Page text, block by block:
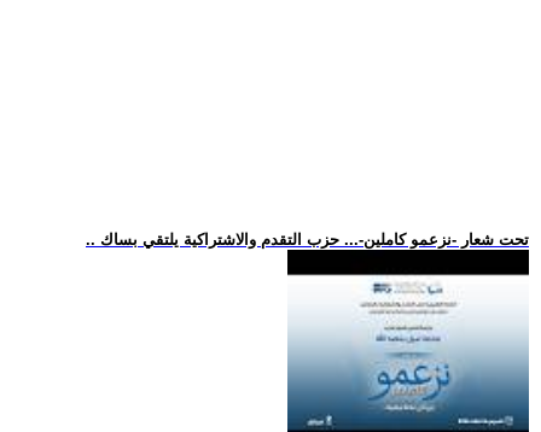
.. تحت شعار -نزعمو كاملين-... حزب التقدم والاشتراكية يلتقي بساك